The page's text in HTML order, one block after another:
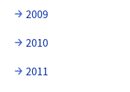
2009
2010
2011